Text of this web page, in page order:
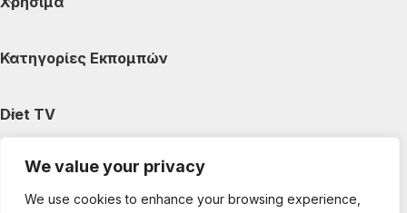
We value your privacy
We use cookies to enhance your browsing experience,
Κατηγορίες Εκπομπών
Diet TV
Κατηγορίες Άρθρων